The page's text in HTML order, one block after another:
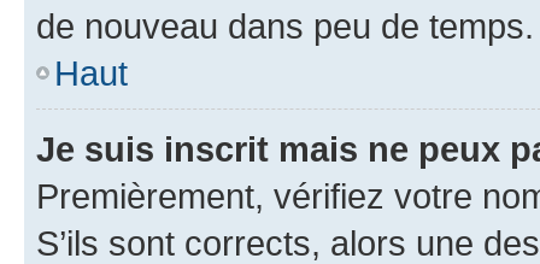
de nouveau dans peu de temps.
Haut
Je suis inscrit mais ne peux
Premièrement, vérifiez votre
S’ils sont corrects, alors une